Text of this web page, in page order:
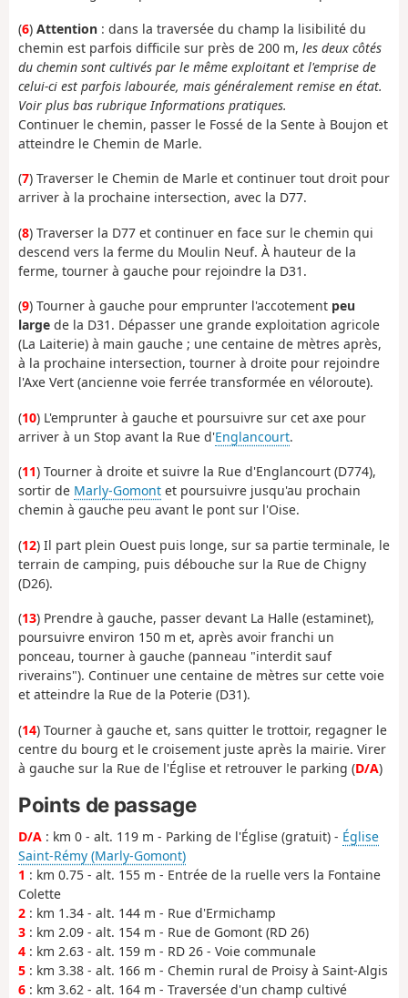
(6) Attention : dans la traversée du champ la lisibilité du
chemin est parfois difficile sur près de 200 m, les deux côtés
du chemin sont cultivés par le même exploitant et l'emprise de
celui-ci est parfois labourée, mais généralement remise en état.
Voir plus bas rubrique Informations pratiques.
Continuer le chemin, passer le Fossé de la Sente à Boujon et
atteindre le Chemin de Marle.
(7) Traverser le Chemin de Marle et continuer tout droit pour
arriver à la prochaine intersection, avec la D77.
(8) Traverser la D77 et continuer en face sur le chemin qui
descend vers la ferme du Moulin Neuf. À hauteur de la
ferme, tourner à gauche pour rejoindre la D31.
(9) Tourner à gauche pour emprunter l'accotement peu
large de la D31. Dépasser une grande exploitation agricole
(La Laiterie) à main gauche ; une centaine de mètres après,
à la prochaine intersection, tourner à droite pour rejoindre
l'Axe Vert (ancienne voie ferrée transformée en véloroute).
(10) L'emprunter à gauche et poursuivre sur cet axe pour
arriver à un Stop avant la Rue d'Englancourt.
(11) Tourner à droite et suivre la Rue d'Englancourt (D774),
sortir de Marly-Gomont et poursuivre jusqu'au prochain
chemin à gauche peu avant le pont sur l'Oise.
(12) Il part plein Ouest puis longe, sur sa partie terminale, le
terrain de camping, puis débouche sur la Rue de Chigny
(D26).
(13) Prendre à gauche, passer devant La Halle (estaminet),
poursuivre environ 150 m et, après avoir franchi un
ponceau, tourner à gauche (panneau "interdit sauf
riverains"). Continuer une centaine de mètres sur cette voie
et atteindre la Rue de la Poterie (D31).
(14) Tourner à gauche et, sans quitter le trottoir, regagner le
centre du bourg et le croisement juste après la mairie. Virer
à gauche sur la Rue de l'Église et retrouver le parking (D/A)
Points de passage
D/A : km 0 - alt. 119 m - Parking de l'Église (gratuit) - Église
Saint-Rémy (Marly-Gomont)
1 : km 0.75 - alt. 155 m - Entrée de la ruelle vers la Fontaine
Colette
2 : km 1.34 - alt. 144 m - Rue d'Ermichamp
3 : km 2.09 - alt. 154 m - Rue de Gomont (RD 26)
4 : km 2.63 - alt. 159 m - RD 26 - Voie communale
5 : km 3.38 - alt. 166 m - Chemin rural de Proisy à Saint-Algis
6 : km 3.62 - alt. 164 m - Traversée d'un champ cultivé